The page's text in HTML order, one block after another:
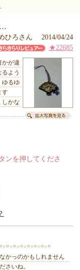
…
ひろさん 2014/04/24
★22685
かが違
よう
ゆるゆ
す
しかな
ンを押してくださ
かっのかもしれません
さいね。